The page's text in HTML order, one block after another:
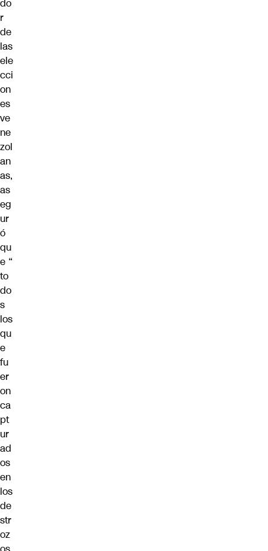
do
r
de
las
ele
cci
on
es
ve
ne
zol
an
as,
as
eg
ur
ó
qu
e “
to
do
s
los
qu
e
fu
er
on
ca
pt
ur
ad
os
en
los
de
str
oz